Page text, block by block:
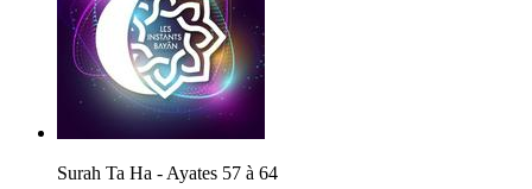
Surah Ta Ha - Ayates 57 à 64